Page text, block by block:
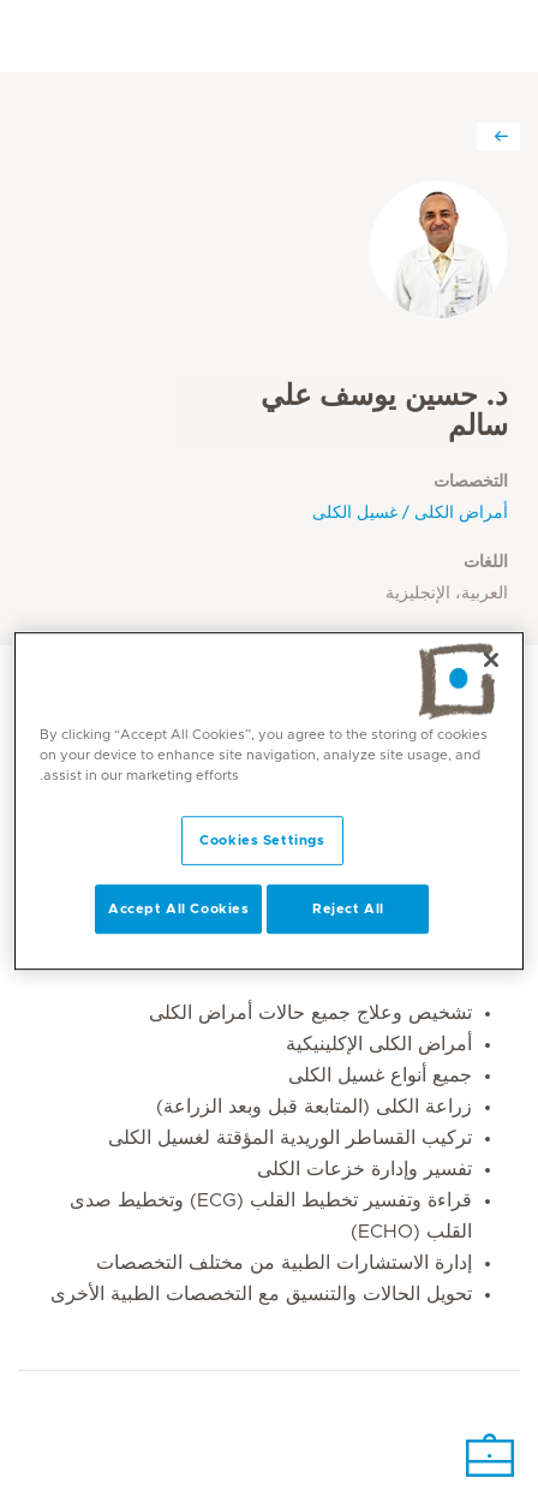
د. حسين يوسف علي
سالم
التخصصات
أمراض الكلى / غسيل الكلى
اللغات
العربية، الإنجليزية
تشخيص وعلاج جميع حالات أمراض الكلى
أمراض الكلى الإكلينيكية
جميع أنواع غسيل الكلى
زراعة الكلى (المتابعة قبل وبعد الزراعة)
تركيب القساطر الوريدية المؤقتة لغسيل الكلى
تفسير وإدارة خزعات الكلى
قراءة وتفسير تخطيط القلب (ECG) وتخطيط صدى
القلب (ECHO)
إدارة الاستشارات الطبية من مختلف التخصصات
تحويل الحالات والتنسيق مع التخصصات الطبية الأخرى
By clicking “Accept All Cookies”, you agree to the storing of cookies
on your device to enhance site navigation, analyze site usage, and
assist in our marketing efforts.
Cookies Settings
Reject All
Accept All Cookies